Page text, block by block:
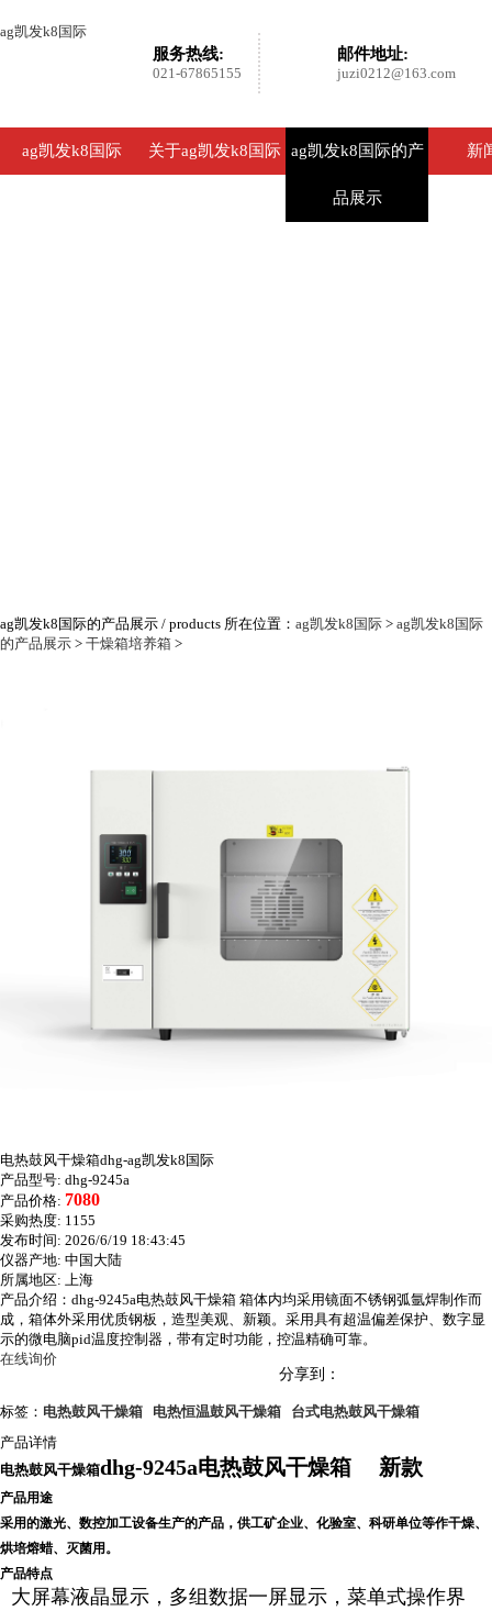
ag凯发k8国际
邮件地址:
juzi0212@163.com
服务热线:
021-67865155
ag凯发k8国际 关于ag凯发k8国际 ag凯发k8国际的产
品展示
新
ag凯发k8国际的产品展示 / products 所在位置： ag凯发k8国际 > ag凯发k8国际
的产品展示 > 干燥箱培养箱 >
电热鼓风干燥箱dhg-ag凯发k8国际
产品型号: dhg-9245a
产品价格: 7080
采购热度: 1155
发布时间: 2026/6/19 18:43:45
仪器产地: 中国大陆
所属地区: 上海
产品介绍：dhg-9245a电热鼓风干燥箱 箱体内均采用镜面不锈钢弧氩焊制作而
成，箱体外采用优质钢板，造型美观、新颖。采用具有超温偏差保护、数字显
示的微电脑pid温度控制器，带有定时功能，控温精确可靠。
在线询价
分享到：
标签： 电热鼓风干燥箱 电热恒温鼓风干燥箱
台式电热鼓风干燥箱
产品详情
电热鼓风干燥箱dhg-9245a电热鼓风干燥箱 新款
产品用途
采用的激光、数控加工设备生产的产品， 供工矿企业、化验室、科研单位等作干燥、
烘培熔蜡、灭菌用。
产品特点
大屏幕液晶显示，多组数据一屏显示，菜单式操作界